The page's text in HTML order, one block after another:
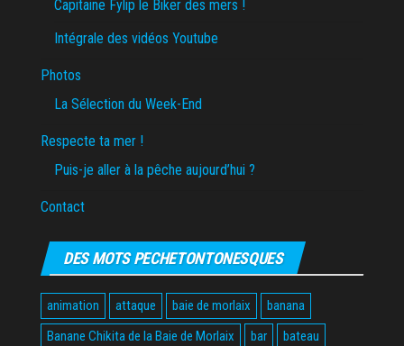
Capitaine Fylip le Biker des mers !
Intégrale des vidéos Youtube
Photos
La Sélection du Week-End
Respecte ta mer !
Puis-je aller à la pêche aujourd’hui ?
Contact
DES MOTS PECHETONTONESQUES
animation attaque baie de morlaix
banana
Banane Chikita de la Baie de Morlaix
bar
bateau